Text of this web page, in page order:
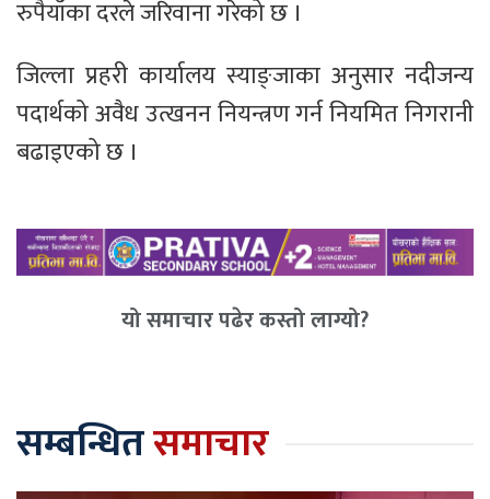
रुपैयाँका दरले जरिवाना गरेको छ ।
जिल्ला प्रहरी कार्यालय स्याङ्जाका अनुसार नदीजन्य
पदार्थको अवैध उत्खनन नियन्त्रण गर्न नियमित निगरानी
बढाइएको छ ।
यो समाचार पढेर कस्तो लाग्यो?
सम्बन्धितसमाचार